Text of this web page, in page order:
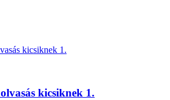
kicsiknek 1.